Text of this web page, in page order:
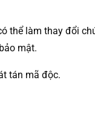
thể làm thay đổi
mật.
tán mã độc.